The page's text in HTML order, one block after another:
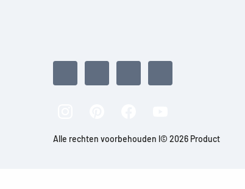
Alle rechten voorbehouden l© 2026 Product